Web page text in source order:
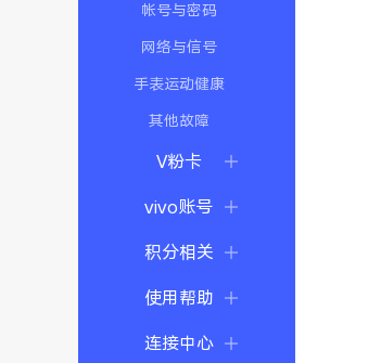
帐号与密码
网络与信号
手表运动健康
其他故障
V粉卡
vivo账号
积分相关
使用帮助
连接中心